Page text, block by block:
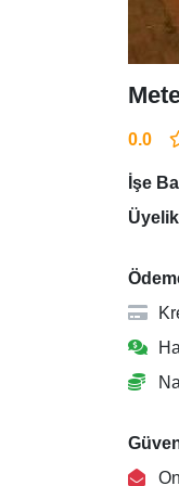
0.0
İşe